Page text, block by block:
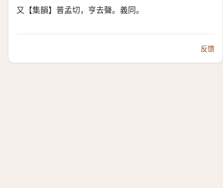
又【集韻】普孟切，亨去聲。義同。
反馈